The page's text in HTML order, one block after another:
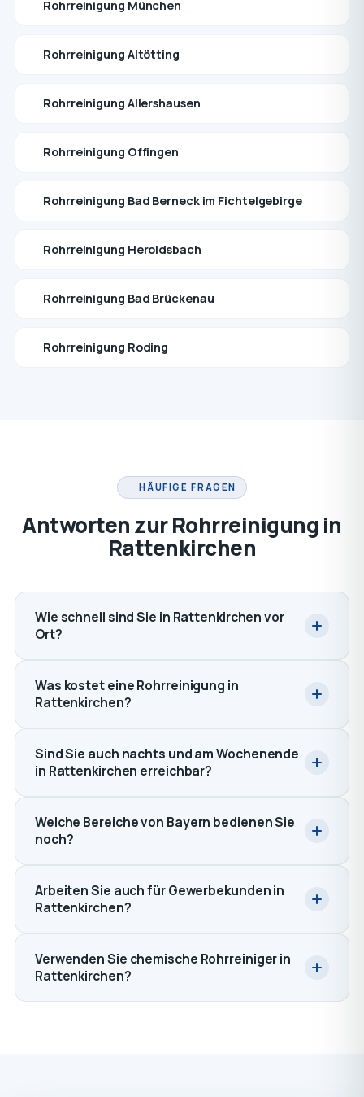
Rohrreinigung München
Rohrreinigung Altötting
Rohrreinigung Allershausen
Rohrreinigung Offingen
Rohrreinigung Bad Berneck im Fichtelgebirge
Rohrreinigung Heroldsbach
Rohrreinigung Bad Brückenau
Rohrreinigung Roding
HÄUFIGE FRAGEN
Antworten zur Rohrreinigung in
Rattenkirchen
Wie schnell sind Sie in Rattenkirchen vor
Ort?
Was kostet eine Rohrreinigung in
Rattenkirchen?
Sind Sie auch nachts und am Wochenende
in Rattenkirchen erreichbar?
Welche Bereiche von Bayern bedienen Sie
noch?
Arbeiten Sie auch für Gewerbekunden in
Rattenkirchen?
Verwenden Sie chemische Rohrreiniger in
Rattenkirchen?